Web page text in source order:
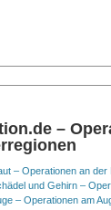
–
– Operationen an der
und Gehirn –
– Operationen am